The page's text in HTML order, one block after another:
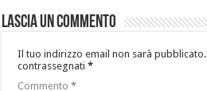
Lascia un commento
Il tuo indirizzo email non sarà pubblicato.
contrassegnati*
Commento*